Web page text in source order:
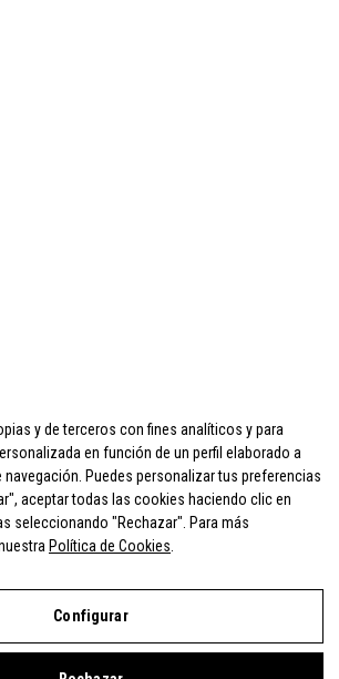
y de terceros con fines analíticos y para
en función de un perfil elaborado a
navegación. Puedes personalizar tus preferencias
aceptar todas las cookies haciendo clic en
seleccionando "Rechazar". Para más
Política de Cookies
Configurar